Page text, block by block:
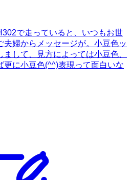
で走っていると、いつもお世
婦からメッセージが。小豆色ッ
まして、見方によっては小豆色、
更に小豆色(^^)表現って面白いな